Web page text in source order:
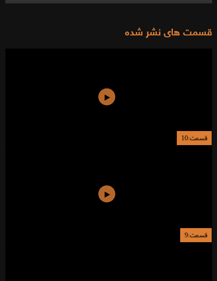
قسمت های نشر شده
قسمت:10
قسمت:9